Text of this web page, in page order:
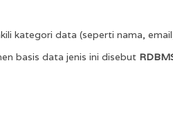
kategori data (seperti nama,
basis data jenis ini disebut